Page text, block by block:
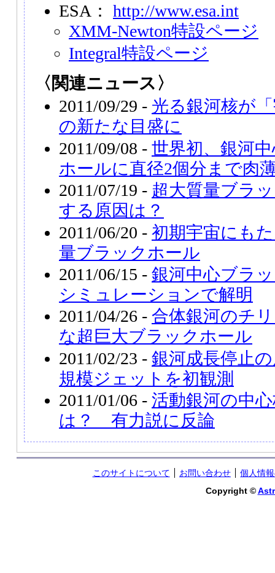
ESA： http://www.esa.int
XMM-Newton特設ページ
Integral特設ページ
〈関連ニュース〉
2011/09/29 - 光る銀河核が
の新たな目盛に
2011/09/08 - 世界初、銀河
ホールに直径2個分まで肉
2011/07/19 - 超大質量ブラ
する原因は？
2011/06/20 - 初期宇宙にも
量ブラックホール
2011/06/15 - 銀河中心ブラ
シミュレーションで解明
2011/04/26 - 合体銀河のチ
な超巨大ブラックホール
2011/02/23 - 銀河成長停止
規模ジェットを初観測
2011/01/06 - 活動銀河の中
は？ 有力説に反論
このサイトについて お問い合わせ
個人情
Copyright ©